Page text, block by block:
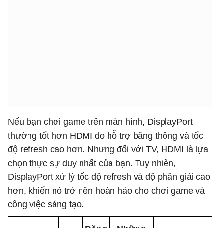
Nếu bạn chơi game trên màn hình, DisplayPort
thường tốt hơn HDMI do hỗ trợ băng thông và tốc
độ refresh cao hơn. Nhưng đối với TV, HDMI là lựa
chọn thực sự duy nhất của bạn. Tuy nhiên,
DisplayPort xử lý tốc độ refresh và độ phân giải cao
hơn, khiến nó trở nên hoàn hảo cho chơi game và
công việc sáng tạo.